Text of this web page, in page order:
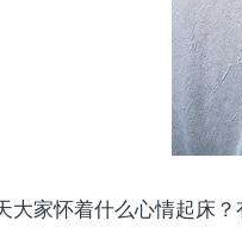
大家怀着什么心情起床